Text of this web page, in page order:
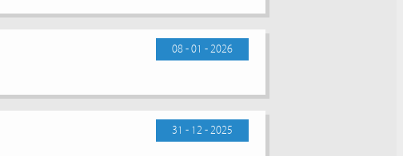
08 - 01 - 2026
31 - 12 - 2025